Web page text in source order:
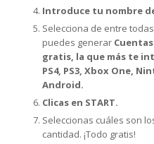
Introduce tu nombre de
Selecciona de entre
puedes generar
gratis, la que más te
PS4, PS3, Xbox One,
Android.
Clicas en START.
Seleccionas cuáles son
cantidad. ¡Todo gratis!